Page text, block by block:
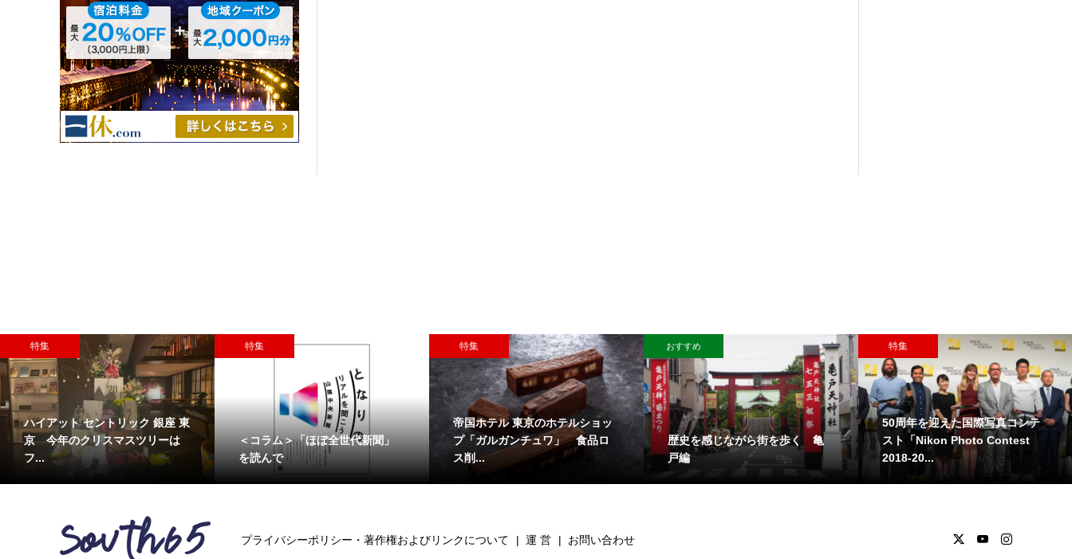
新聞」
特集
帝国ホテル 東京のホテルショッ
プ「ガルガンチュワ」 食品ロ
ス削...
おすすめ
歴史を感じながら街を歩く 亀
戸編
特集
50周年を迎えた国際写真コンテ
スト「Nikon Photo Contest
2018-20...
米ディズニーリゾート最新情
報！ スター・ウォーズのテーマ
ランド...
特集
サッポロビールが北海
共創活動プロジェクト
けな...
プライバシーポリシー・著作権およびリンクについて 運 営 お問い合わせ